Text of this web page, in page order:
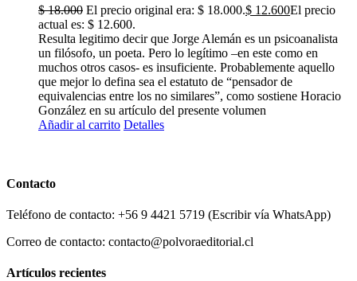
$18.000 El precio original era: $ 18.000.$ 12.600El precio
actual es: $ 12.600.
Resulta legitimo decir que Jorge Alemán es un psicoanalista
un filósofo, un poeta. Pero lo legítimo –en este como en
muchos otros casos- es insuficiente. Probablemente aquello
que mejor lo defina sea el estatuto de “pensador de
equivalencias entre los no similares”, como sostiene Horacio
González en su artículo del presente volumen
Añadir al carrito Detalles
Contacto
Teléfono de contacto: +56 9 4421 5719 (Escribir vía WhatsApp)
Correo de contacto: contacto@polvoraeditorial.cl
Artículos recientes